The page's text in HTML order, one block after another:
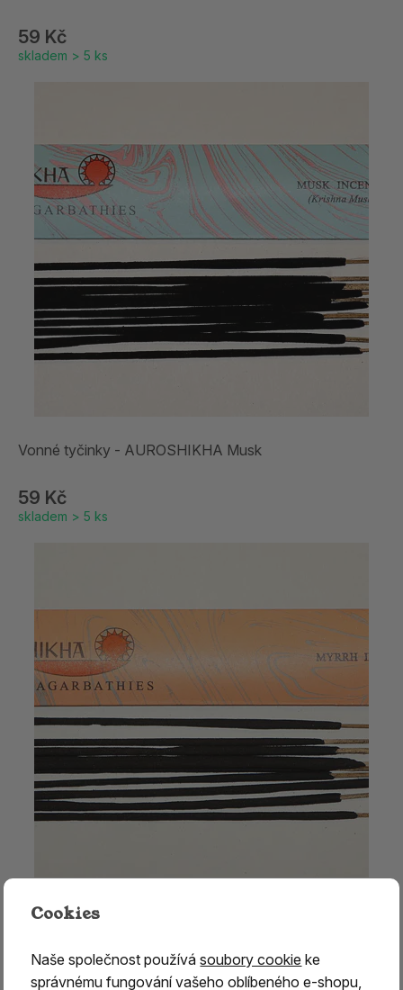
59 Kč
skladem > 5 ks
Vonné tyčinky - AUROSHIKHA Musk
59 Kč
skladem > 5 ks
Vonné tyčinky - AUROSHIKHA Myrrh
59 Kč
skladem > 5 ks
Cookies
Naše společnost používásoubory cookie ke
správnému fungování vašeho oblíbeného e-shopu,